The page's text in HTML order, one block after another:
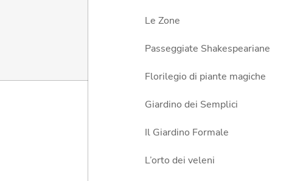
Le Zone
Passeggiate Shakespeariane
Florilegio di piante magiche
Giardino dei Semplici
Il Giardino Formale
L’orto dei veleni